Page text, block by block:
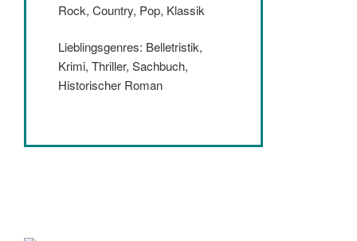
Rock, Country, Pop, Klassik
Lieblingsgenres: Belletristik,
Krimi, Thriller, Sachbuch,
Historischer Roman